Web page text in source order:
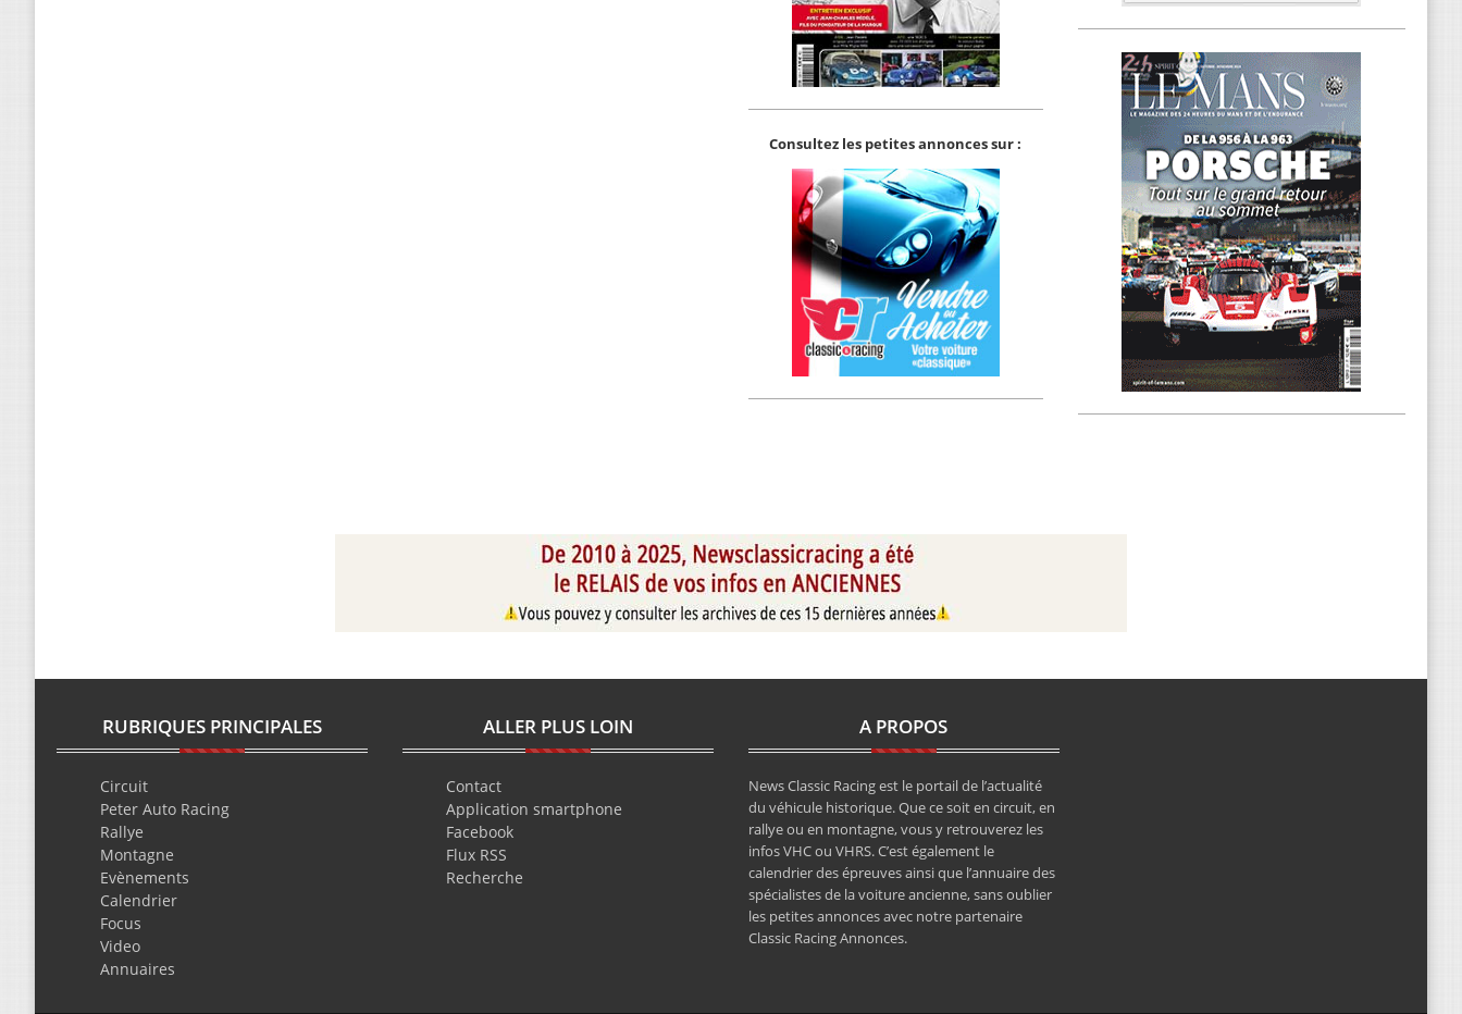
Consultez les petites annonces sur :
RUBRIQUES PRINCIPALES
Circuit
Peter Auto Racing
Rallye
Montagne
Evènements
Calendrier
Focus
Video
Annuaires
ALLER PLUS LOIN
Contact
Application smartphone
Facebook
Flux RSS
Recherche
A PROPOS
News Classic Racing est le portail de l’actualité
du véhicule historique. Que ce soit en circuit, en
rallye ou en montagne, vous y retrouverez les
infos VHC ou VHRS. C’est également le
calendrier des épreuves ainsi que l’annuaire des
spécialistes de la voiture ancienne, sans oublier
les petites annonces avec notre partenaire
Classic Racing Annonces.